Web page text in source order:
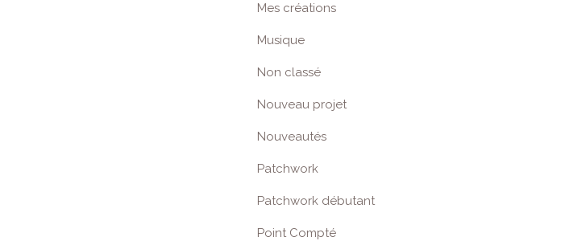
Mes créations
Musique
Non classé
Nouveau projet
Nouveautés
Patchwork
Patchwork débutant
Point Compté